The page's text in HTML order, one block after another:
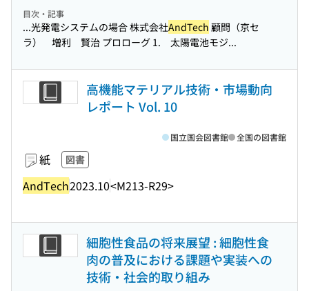
目次・記事
...光発電システムの場合 株式会社AndTech 顧問（京セ
ラ） 増利 賢治 プロローグ 1. 太陽電池モジ...
高機能マテリアル技術・市場動向
レポート Vol. 10
紙 図書
AndTech2023.10<M213-R29>
国立国会図書館 全国の図書館
細胞性食品の将来展望 : 細胞性食
肉の普及における課題や実装への
技術・社会的取り組み